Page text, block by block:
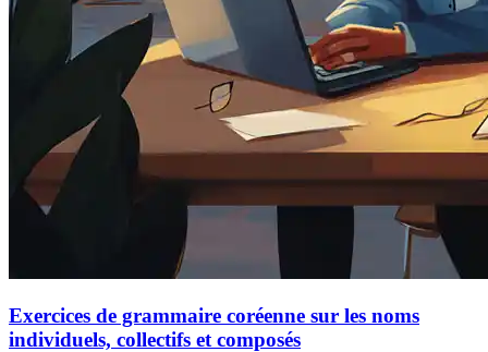
Exercices de grammaire coréenne sur les noms
individuels, collectifs et composés